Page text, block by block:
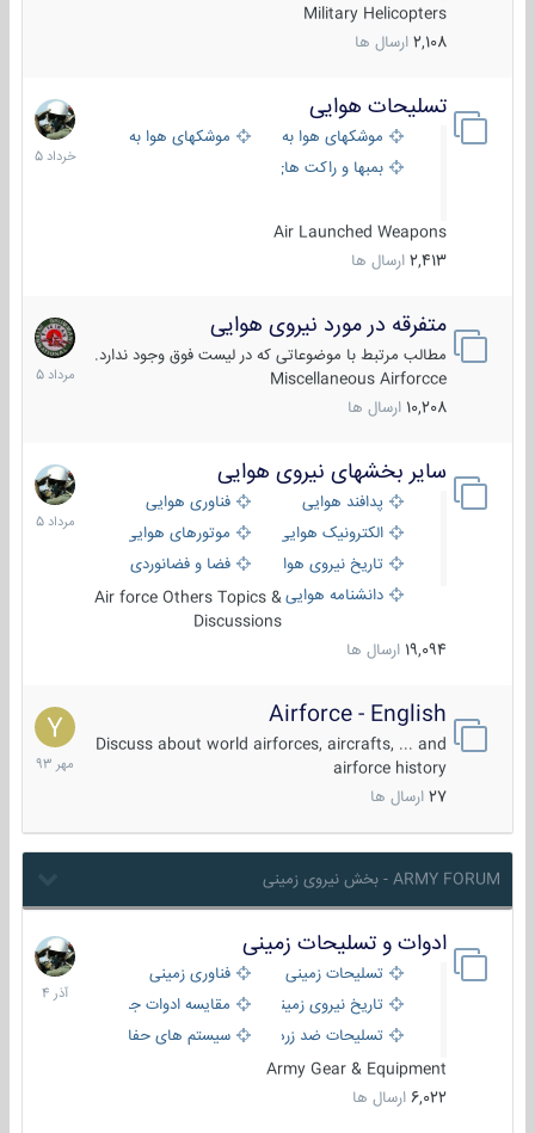
Military Helicopters
2,108 ارسال ها
تسلیحات هوایی
موشکهای هوا به هوا
موشکهای هوا به سطح
بمبها و راکت های هوایی
Air Launched Weapons
2,413 ارسال ها
30
خرداد
1405
متفرقه در مورد نیروی هوایی
مطالب مرتبط با موضوعاتی که در لیست فوق وجود ندارد.
Miscellaneous Airforcce
10,208 ارسال ها
7
مرداد
1405
سایر بخشهای نیروی هوایی
پدافند هوایی
فناوری هوایی
الکترونیک هوایی
موتورهای هوایی
تاریخ نیروی هوایی
فضا و فضانوردی
دانشنامه هواییAir force Others Topics &
Discussions
19,094 ارسال ها
2
مرداد
1405
Airforce - English
Discuss about world airforces, aircrafts, ... and
airforce history
27 ارسال ها
15
مهر
1393
ARMY FORUM - بخش نیروی زمینی
ادوات و تسلیحات زمینی
تسلیحات زمینی
فناوری زمینی
تاریخ نیروی زمینی
مقایسه ادوات جنگی
تسلیحات ضد زره
سیستم های حفاظت فعال
Army Gear & Equipment
6,022 ارسال ها
21
آذر
1404